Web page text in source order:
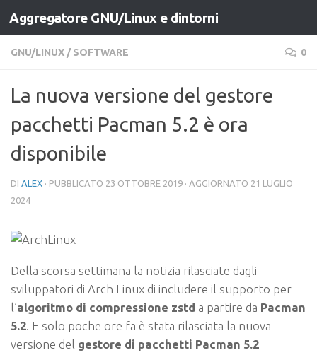
Salta al contenuto
Aggregatore GNU/Linux e dintorni
GNU/LINUX / SOFTWARE 0
La nuova versione del gestore
pacchetti Pacman 5.2 è ora
disponibile
DI ALEX · PUBBLICATO 23 OTTOBRE 2019 · AGGIORNATO 21 LUGLIO
2024
Della scorsa settimana la notizia rilasciate dagli
sviluppatori di Arch Linux di includere il supporto per
l’algoritmo di compressione zstd a partire da Pacman
5.2. E solo poche ore fa è stata rilasciata la nuova
versione del gestore di pacchetti Pacman 5.2